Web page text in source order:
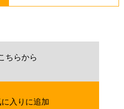
ちらから
入りに追加